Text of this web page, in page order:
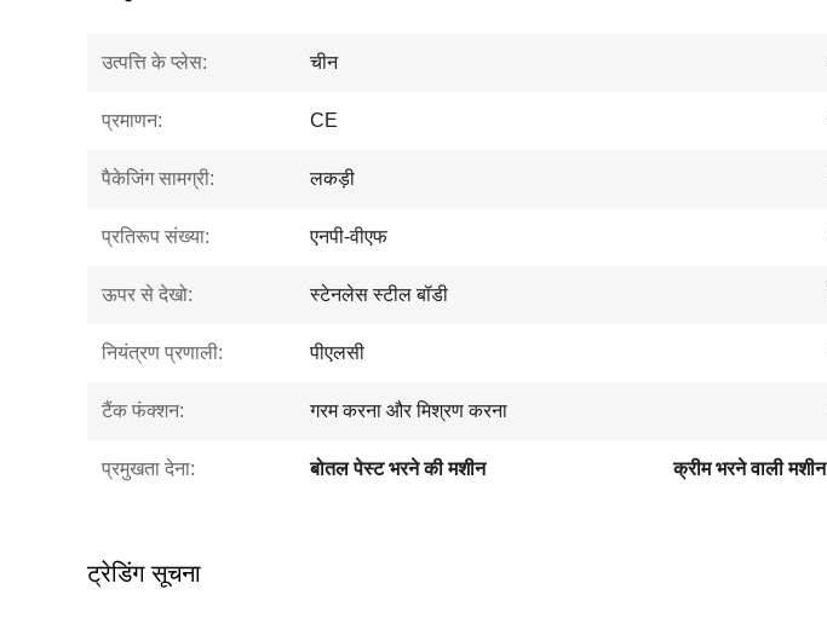
उत्पत्ति के प्लेस: चीन
प्रमाणन: CE
पैकेजिंग सामग्री: लकड़ी
प्रतिरूप संख्या: एनपी-वीएफ
ऊपर से देखो: स्टेनलेस स्टील बॉडी
नियंत्रण प्रणाली: पीएलसी
टैंक फंक्शन: गरम करना और मिश्रण करना
प्रमुखता देना: बोतल पेस्ट भरने की मशीन क्रीम भरने वाली मशीन
ट्रेडिंग सूचना